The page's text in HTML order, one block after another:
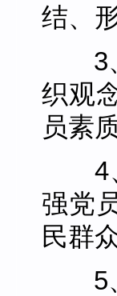
结、
3
织观
员素
4
强党
民群
5